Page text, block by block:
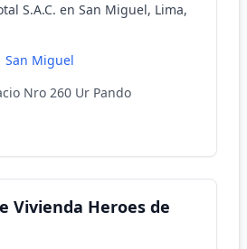
S.A.C. en San Miguel, Lima,
San Miguel
Nro 260 Ur Pando
Vivienda Heroes de